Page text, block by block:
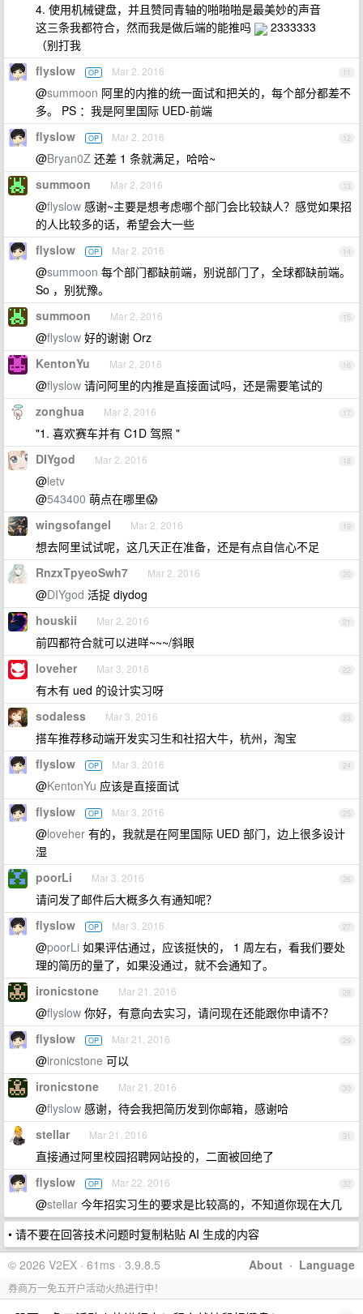
4. 使用机械键盘，并且赞同青轴的啪啪啪是最美妙的声音
这三条我都符合，然而我是做后端的能推吗
2333333
（别打我
11
flyslow OP Mar 2, 2016
@summoon 阿里的内推的统一面试和把关的，每个部分都差不
多。 PS ：我是阿里国际 UED-前端
12
flyslow OP Mar 2, 2016
@Bryan0Z 还差 1 条就满足，哈哈~
13
summoon Mar 2, 2016
@flyslow 感谢~主要是想考虑哪个部门会比较缺人？感觉如果招
的人比较多的话，希望会大一些
14
flyslow OP Mar 2, 2016
@summoon 每个部门都缺前端，别说部门了，全球都缺前端。
So ，别犹豫。
15
summoon Mar 2, 2016
@flyslow 好的谢谢 Orz
16
KentonYu Mar 2, 2016
@flyslow 请问阿里的内推是直接面试吗，还是需要笔试的
17
zonghua Mar 2, 2016
"1. 喜欢赛车并有 C1D 驾照 "
18
DIYgod Mar 2, 2016
@letv
@543400 萌点在哪里😱
19
wingsofangel Mar 2, 2016
想去阿里试试呢，这几天正在准备，还是有点自信心不足
20
RnzxTpyeoSwh7 Mar 2, 2016
@DIYgod 活捉 diydog
21
houskii Mar 2, 2016
前四都符合就可以进咩~~~/斜眼
22
loveher Mar 3, 2016
有木有 ued 的设计实习呀
23
sodaless Mar 3, 2016
搭车推荐移动端开发实习生和社招大牛，杭州，淘宝
24
flyslow OP Mar 3, 2016
@KentonYu 应该是直接面试
25
flyslow OP Mar 3, 2016
@loveher 有的，我就是在阿里国际 UED 部门，边上很多设计
湿
26
poorLi Mar 3, 2016
请问发了邮件后大概多久有通知呢？
27
flyslow OP Mar 3, 2016
@poorLi 如果评估通过，应该挺快的， 1 周左右，看我们要处
理的简历的量了，如果没通过，就不会通知了。
28
ironicstone Mar 21, 2016
@flyslow 你好，有意向去实习，请问现在还能跟你申请不？
29
flyslow OP Mar 21, 2016
@ironicstone 可以
30
ironicstone Mar 21, 2016
@flyslow 感谢，待会我把简历发到你邮箱，感谢哈
31
stellar Mar 21, 2016
直接通过阿里校园招聘网站投的，二面被回绝了
32
flyslow OP Mar 22, 2016
@stellar 今年招实习生的要求是比较高的，不知道你现在大几
• 请不要在回答技术问题时复制粘贴 AI 生成的内容
About · Language
© 2026 V2EX · 61ms · 3.9.8.5
券商万一免五开户活动火热进行中！